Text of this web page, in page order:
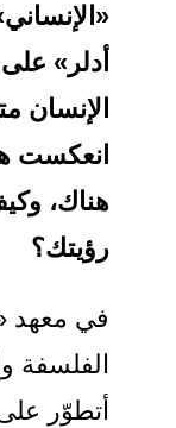
أدلر»
الإنسان
انعكست
هناك،
رؤيتك؟
في معهد
الفلسفة
أتطوّر